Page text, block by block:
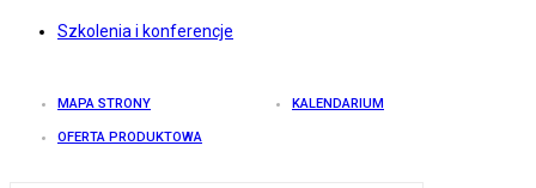
Szkolenia i konferencje
MAPA STRONY KALENDARIUM
OFERTA PRODUKTOWA